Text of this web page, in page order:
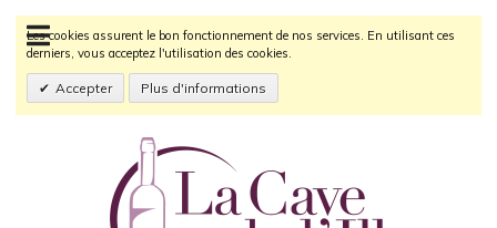
Les cookies assurent le bon fonctionnement de nos services. En utilisant ces
derniers, vous acceptez l'utilisation des cookies.
Accepter Plus d'informations